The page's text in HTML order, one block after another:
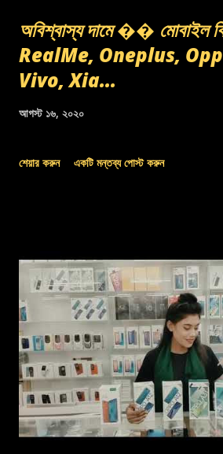
অবিশ্বাস্য দামে ��
RealMe, Oneplus,
Vivo, Xia...
আগস্ট ১৬, ২০২০
শেয়ার করুন একটি মন্তব্য পোস্ট করুন